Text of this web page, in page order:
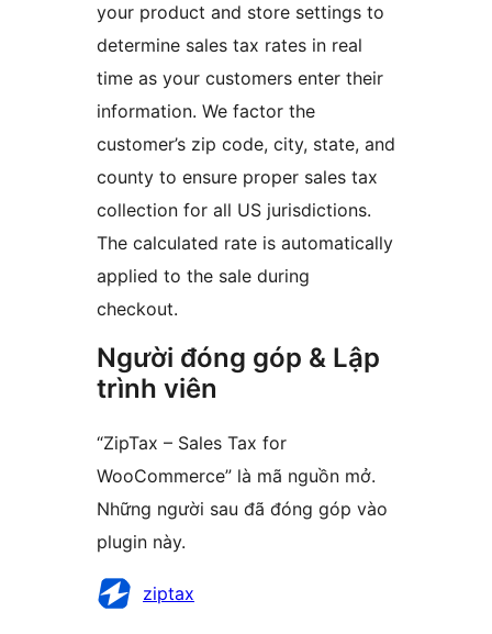
your product and store settings to
determine sales tax rates in real
time as your customers enter their
information. We factor the
customer’s zip code, city, state, and
county to ensure proper sales tax
collection for all US jurisdictions.
The calculated rate is automatically
applied to the sale during
checkout.
Người đóng góp & Lập
trình viên
“ZipTax – Sales Tax for
WooCommerce” là mã nguồn mở.
Những người sau đã đóng góp vào
plugin này.
Nhữngziptax